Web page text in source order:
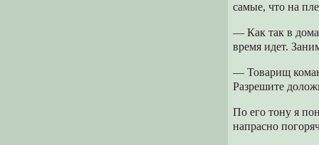
самые, что на
— Как так в
время идет.
— Товарищ
Разрешите
По его тону я
напрасно